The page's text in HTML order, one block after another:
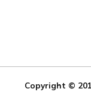
Copyright ©